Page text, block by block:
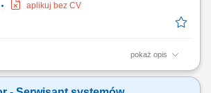
aplikuj bez CV
pokaż opis
urządzeń do uzdatniania i oczyszczania